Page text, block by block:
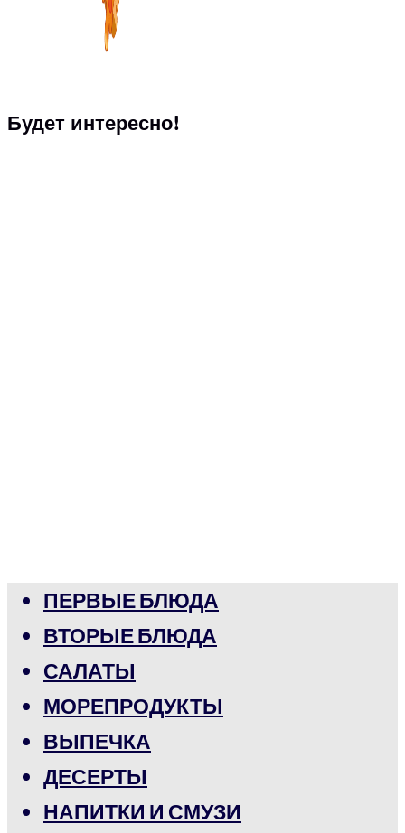
Будет интересно!
ПЕРВЫЕ БЛЮДА
ВТОРЫЕ БЛЮДА
САЛАТЫ
МОРЕПРОДУКТЫ
ВЫПЕЧКА
ДЕСЕРТЫ
НАПИТКИ И СМУЗИ